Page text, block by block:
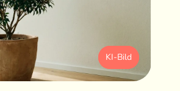
KI-Bild